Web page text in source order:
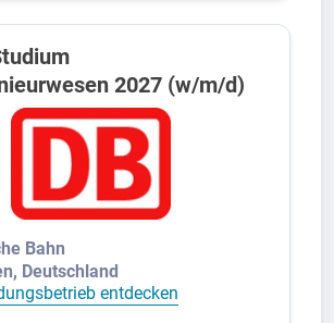
2027 (w/m/d)
Bahn
Deutschland
entdecken